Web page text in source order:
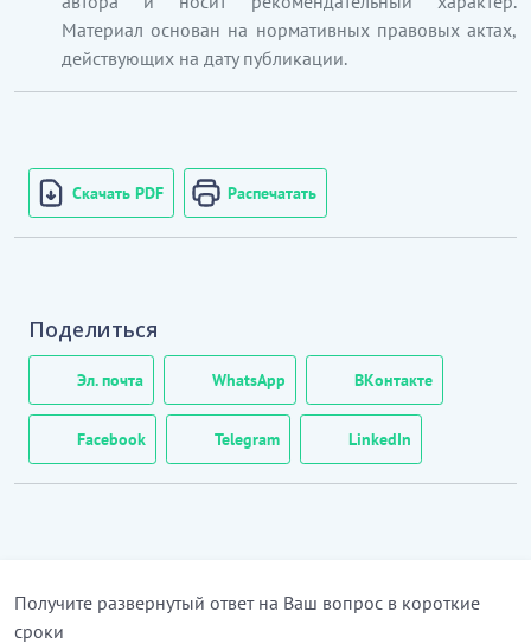
Материал основан на нормативных правовых актах,
действующих на дату публикации.
Скачать PDF Распечатать
Поделиться
Эл. почта WhatsApp ВКонтакте
Facebook Telegram LinkedIn
Получите развернутый ответ на Ваш вопрос в короткие
сроки